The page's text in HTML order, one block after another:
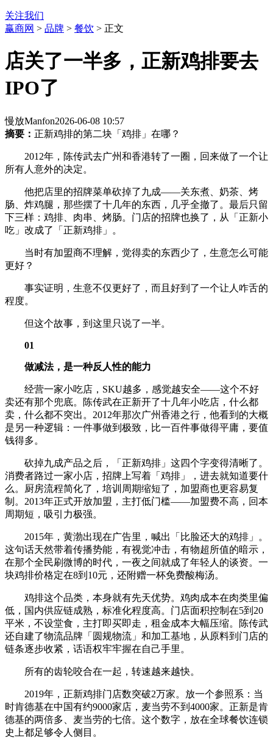
关注我们
赢商网 > 品牌 > 餐饮 > 正文
店关了一半多，正新鸡排要去
IPO了
慢放Manfon2026-06-08 10:57
摘要： 正新鸡排的第二块「鸡排」在哪？
2012年，陈传武去广州和香港转了一圈，回来做了一个让
所有人意外的决定。
他把店里的招牌菜单砍掉了九成——关东煮、奶茶、烤
肠、炸鸡腿，那些摆了十几年的东西，几乎全撤了。最后只留
下三样：鸡排、肉串、烤肠。门店的招牌也换了，从「正新小
吃」改成了「正新鸡排」。
当时有加盟商不理解，觉得卖的东西少了，生意怎么可能
更好？
事实证明，生意不仅更好了，而且好到了一个让人咋舌的
程度。
但这个故事，到这里只说了一半。
01
做减法，是一种反人性的能力
经营一家小吃店，SKU越多，感觉越安全——这个不好
卖还有那个兜底。陈传武在正新开了十几年小吃店，什么都
卖，什么都不突出。2012年那次广州香港之行，他看到的大概
是另一种逻辑：一件事做到极致，比一百件事做得平庸，要值
钱得多。
砍掉九成产品之后，「正新鸡排」这四个字变得清晰了。
消费者路过一家小店，招牌上写着「鸡排」，进去就知道要什
么。厨房流程简化了，培训周期缩短了，加盟商也更容易复
制。2013年正式开放加盟，主打低门槛——加盟费不高，回本
周期短，吸引力极强。
2015年，黄渤出现在广告里，喊出「比脸还大的鸡排」。
这句话天然带着传播势能，有视觉冲击，有物超所值的暗示，
在那个全民刷微博的时代，一夜之间就成了年轻人的谈资。一
块鸡排价格定在8到10元，还附赠一杯免费酸梅汤。
鸡排这个品类，本身就有先天优势。鸡肉成本在肉类里偏
低，国内供应链成熟，标准化程度高。门店面积控制在5到20
平米，不设堂食，主打即买即走，租金成本大幅压缩。陈传武
还自建了物流品牌「圆规物流」和加工基地，从原料到门店的
链条逐步收紧，话语权牢牢握在自己手里。
所有的齿轮咬合在一起，转速越来越快。
2019年，正新鸡排门店数突破2万家。放一个参照系：当
时肯德基在中国有约9000家店，麦当劳不到4000家。正新是肯
德基的两倍多、麦当劳的七倍。这个数字，放在全球餐饮连锁
史上都足够令人侧目。